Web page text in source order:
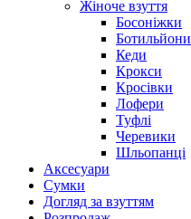
Жіноче взуття
Босоніжки
Ботильйони
Кеди
Крокси
Кросівки
Лофери
Туфлі
Черевики
Шльопанці
Аксесуари
Сумки
Догляд за взуттям